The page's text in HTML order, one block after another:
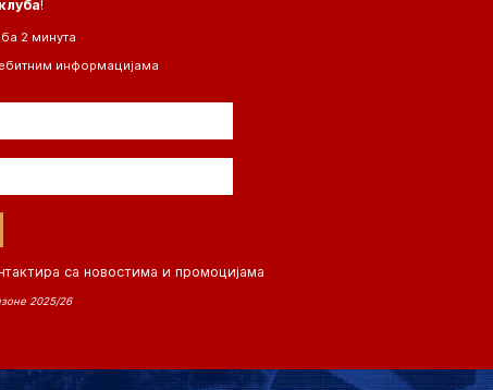
!
2 минута
информацијама
са новостима и промоцијама
2025/26